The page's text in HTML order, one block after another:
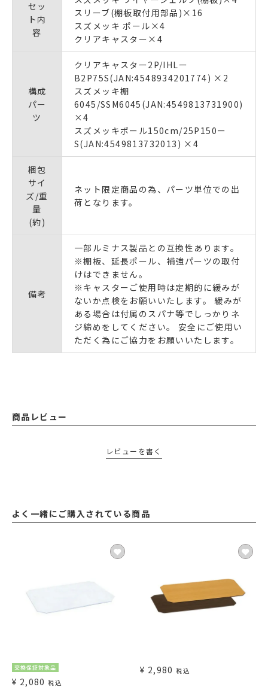
セッ
ト内
容
スリーブ(棚板取付用部品)×16
スズメッキ ポール×4
クリアキャスター×4
構成
パー
ツ
クリアキャスター2P/IHLー
B2P75S(JAN:4548934201774) ×2
スズメッキ棚
6045/SSM6045(JAN:4549813731900)
×4
スズメッキポール150cm/25P150ー
S(JAN:4549813732013) ×4
梱包
サイ
ズ/重
量
(約)
ネット限定商品の為、パーツ単位での出
荷となります。
備考
一部ルミナス製品との互換性あります。
※棚板、延長ポール、補強パーツの取付
けはできません。
※キャスターご使用時は定期的に緩みが
ないか点検をお願いいたします。 緩みが
ある場合は付属のスパナ等でしっかりネ
ジ締めをしてください。 安全にご使用い
ただく為にご協力をお願いいたします。
商品レビュー
レビューを書く
よく一緒にご購入されている商品
交換保証対象品
¥ 2,080 税込
¥ 2,980 税込